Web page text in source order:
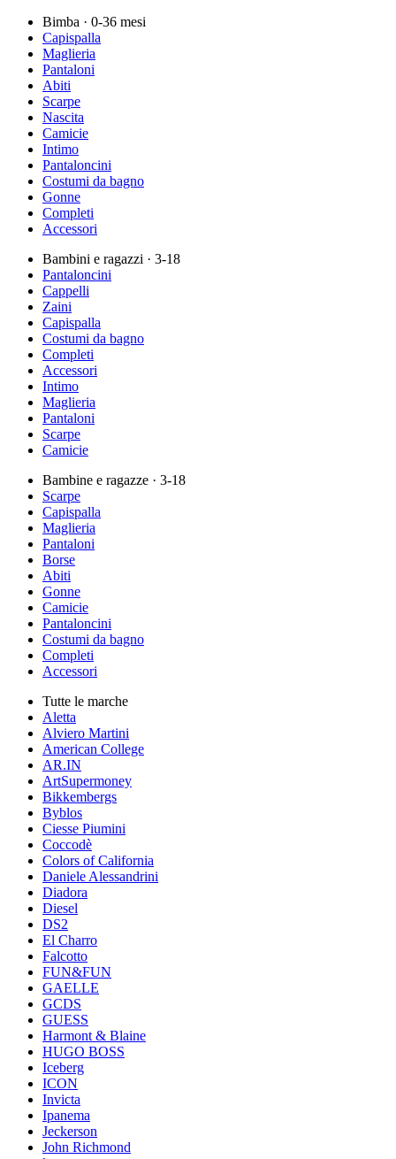
Bimba · 0-36 mesi
Capispalla
Maglieria
Pantaloni
Abiti
Scarpe
Nascita
Camicie
Intimo
Pantaloncini
Costumi da bagno
Gonne
Completi
Accessori
Bambini e ragazzi · 3-18
Pantaloncini
Cappelli
Zaini
Capispalla
Costumi da bagno
Completi
Accessori
Intimo
Maglieria
Pantaloni
Scarpe
Camicie
Bambine e ragazze · 3-18
Scarpe
Capispalla
Maglieria
Pantaloni
Borse
Abiti
Gonne
Camicie
Pantaloncini
Costumi da bagno
Completi
Accessori
Tutte le marche
Aletta
Alviero Martini
American College
AR.IN
ArtSupermoney
Bikkembergs
Byblos
Ciesse Piumini
Coccodè
Colors of California
Daniele Alessandrini
Diadora
Diesel
DS2
El Charro
Falcotto
FUN&FUN
GAELLE
GCDS
GUESS
Harmont & Blaine
HUGO BOSS
Iceberg
ICON
Invicta
Ipanema
Jeckerson
John Richmond